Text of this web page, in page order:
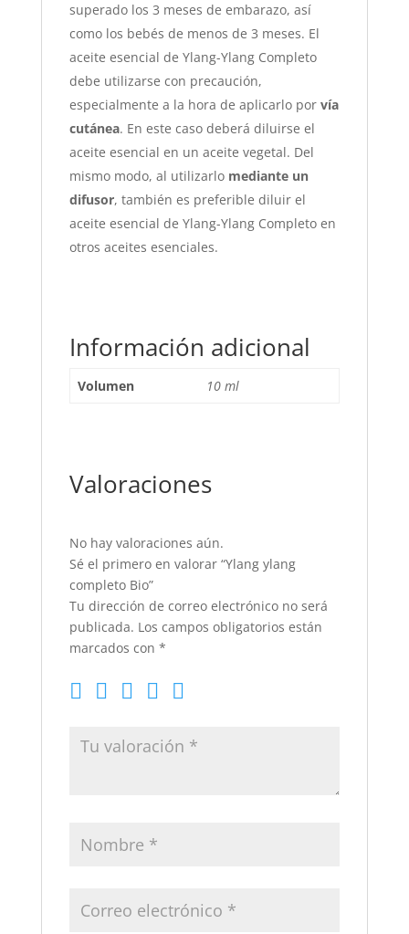
superado los 3 meses de embarazo, así
como los bebés de menos de 3 meses. El
aceite esencial de Ylang-Ylang Completo
debe utilizarse con precaución,
especialmente a la hora de aplicarlo por vía
cutánea. En este caso deberá diluirse el
aceite esencial en un aceite vegetal. Del
mismo modo, al utilizarlo mediante un
difusor, también es preferible diluir el
aceite esencial de Ylang-Ylang Completo en
otros aceites esenciales.
Información adicional
Volumen 10 ml
Valoraciones
No hay valoraciones aún.
Sé el primero en valorar “Ylang ylang
completo Bio”
Tu dirección de correo electrónico no será
publicada. Los campos obligatorios están
marcados con *